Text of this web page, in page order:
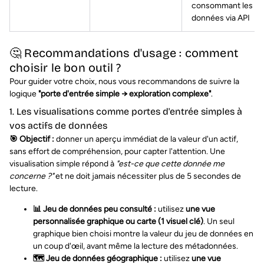
consommant les
données via API
🤔 Recommandations d'usage : comment
choisir le bon outil ?
Pour guider votre choix, nous vous recommandons de suivre la
logique"porte d'entrée simple → exploration complexe".
1. Les visualisations comme portes d'entrée simples à
vos actifs de données
🎯 Objectif : donner un aperçu immédiat de la valeur d'un actif,
sans effort de compréhension, pour capter l'attention. Une
visualisation simple répond à "est-ce que cette donnée me
concerne ?"et ne doit jamais nécessiter plus de 5 secondes de
lecture.
📊 Jeu de données peu consulté : utilisezune vue
personnalisée graphique ou carte (1 visuel clé). Un seul
graphique bien choisi montre la valeur du jeu de données en
un coup d'œil, avant même la lecture des métadonnées.
🗺️ Jeu de données géographique : utilisezune vue